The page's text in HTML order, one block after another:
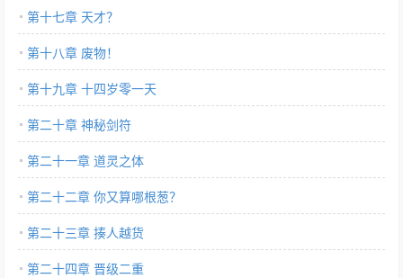
第十七章 天才？
第十八章 废物！
第十九章 十四岁零一天
第二十章 神秘剑符
第二十一章 道灵之体
第二十二章 你又算哪根葱？
第二十三章 揍人越货
第二十四章 晋级二重